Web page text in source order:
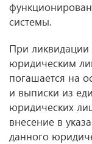
системы.
При ликвидации
юридическим
погашается на
и выписки из
юридических
внесение в
данного